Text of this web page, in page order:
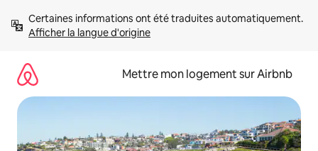
directement
Afficher la langue d'origine
Mettre mon logement sur Airbnb